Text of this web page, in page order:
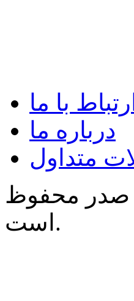
ارتباط با ما
درباره ما
متداول
صدر محفوظ
است.